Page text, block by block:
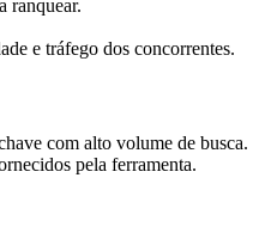
ranquear.
e tráfego dos concorrentes.
com alto volume de busca.
pela ferramenta.